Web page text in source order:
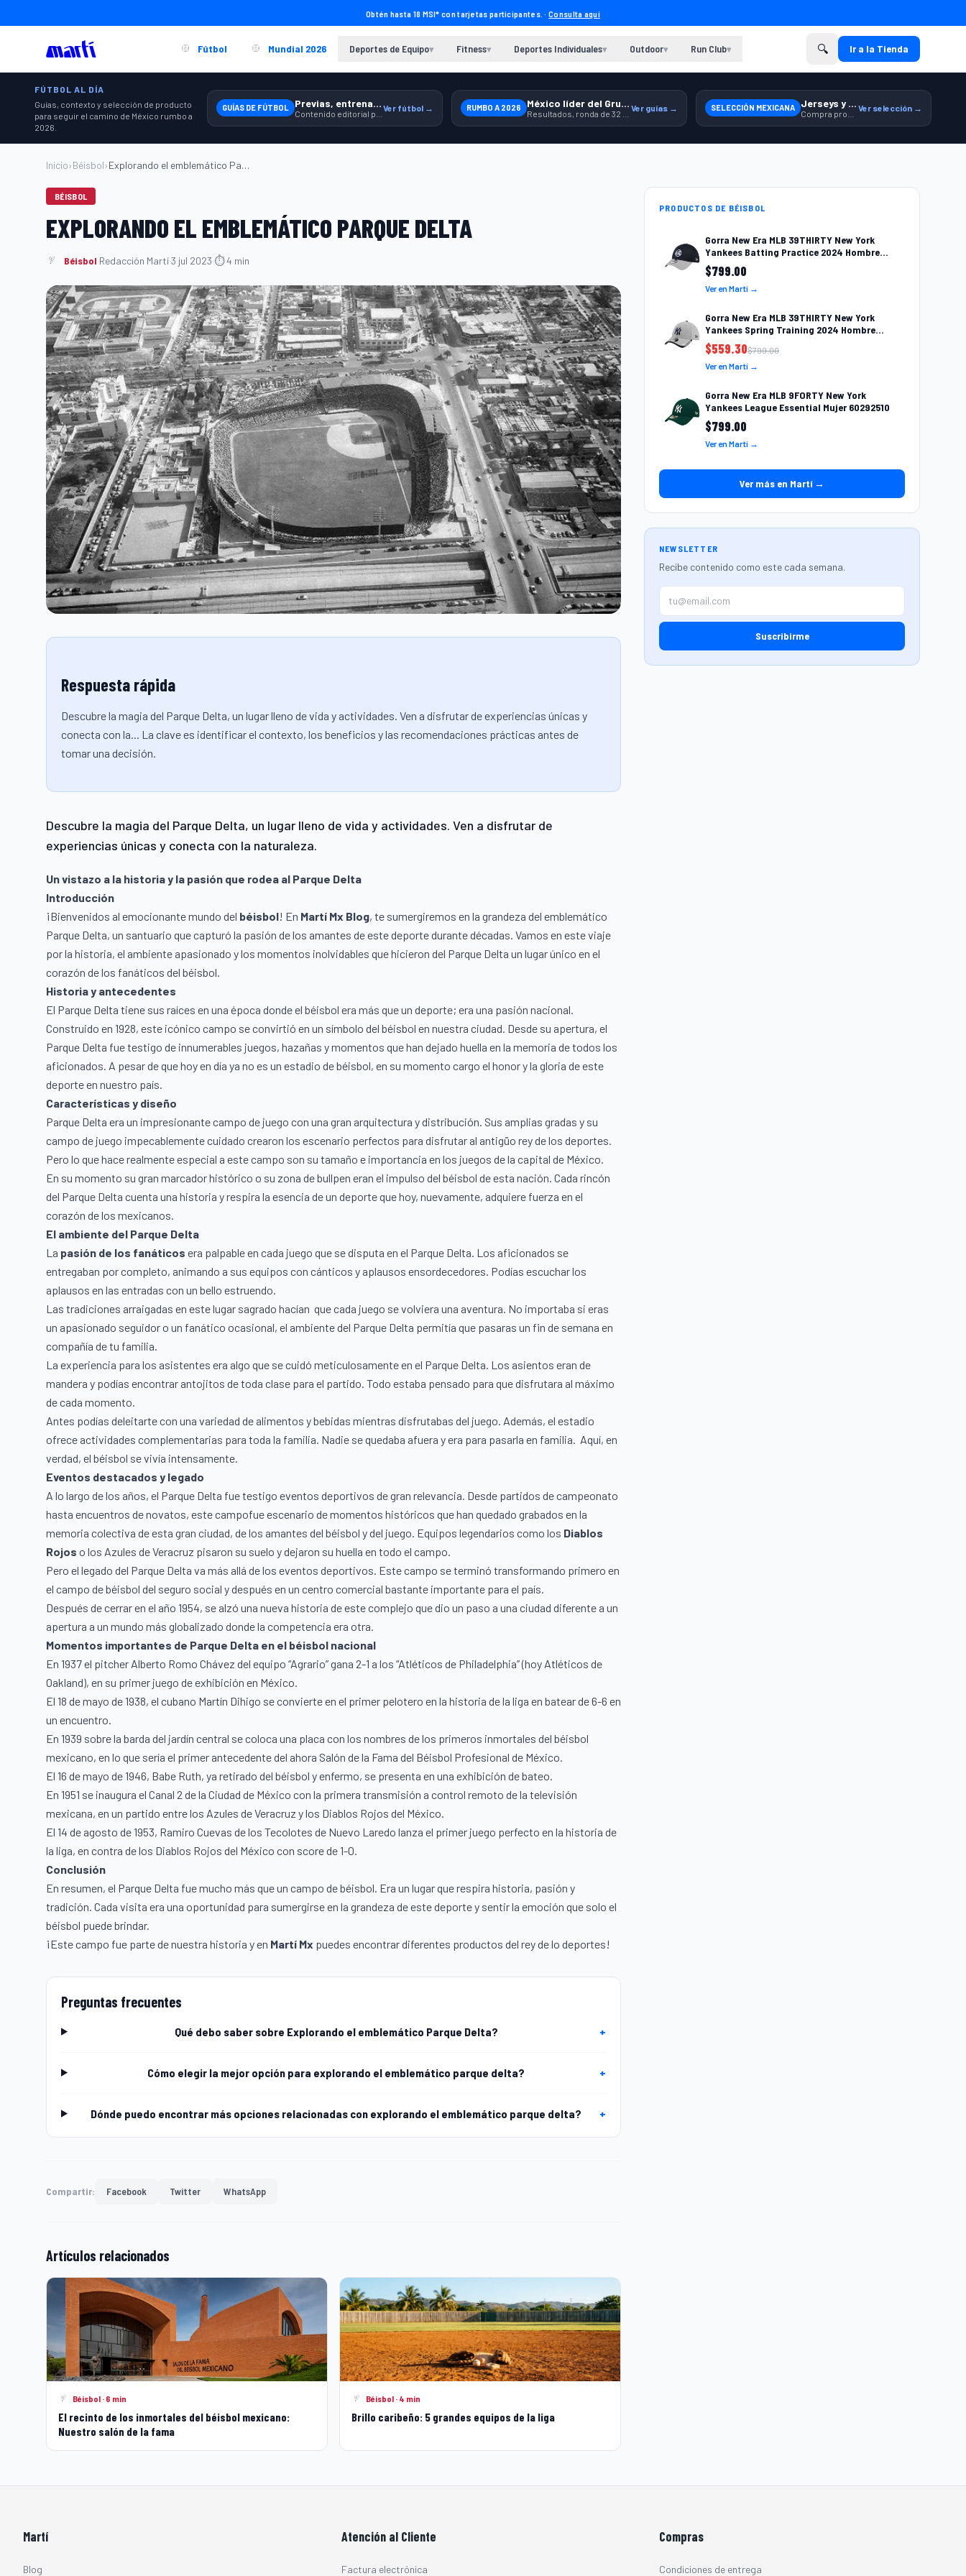
Obtén hasta 18 MSI* con tarjetas participantes. ·Consulta aquí
Fútbol Mundial 2026 Deportes de Equipo▾ Fitness▾ Deportes Individuales▾ Outdoor▾ Run Club▾ 🔍 Ir a la Tienda
FÚTBOL AL DÍA
Guías, contexto y selección de producto
para seguir el camino de México rumbo a
2026.
GUÍAS DE FÚTBOL Previas, entrenamiento y producto Ver fútbol → RUMBO A 2026 México líder del Grupo A Ver guías → SELECCIÓN MEXICANA Jerseys y equipamiento relacionado Ver selección →
Inicio›Béisbol› Explorando el emblemático Parque Delta...
BÉISBOL
EXPLORANDO EL EMBLEMÁTICO PARQUE DELTA
Béisbol·Redacción Martí·3 jul 2023·⏱ 4 min
Respuesta rápida
Descubre la magia del Parque Delta, un lugar lleno de vida y actividades. Ven a disfrutar de experiencias únicas y
conecta con la... La clave es identificar el contexto, los beneficios y las recomendaciones prácticas antes de
tomar una decisión.
Descubre la magia del Parque Delta, un lugar lleno de vida y actividades. Ven a disfrutar de
experiencias únicas y conecta con la naturaleza.
Un vistazo a la historia y la pasión que rodea al Parque Delta
Introducción
¡Bienvenidos al emocionante mundo del béisbol! En Martí Mx Blog, te sumergiremos en la grandeza del emblemático
Parque Delta, un santuario que capturó la pasión de los amantes de este deporte durante décadas. Vamos en este viaje
por la historia, el ambiente apasionado y los momentos inolvidables que hicieron del Parque Delta un lugar único en el
corazón de los fanáticos del béisbol.
Historia y antecedentes
El Parque Delta tiene sus raíces en una época donde el béisbol era más que un deporte; era una pasión nacional.
Construido en 1928, este icónico campo se convirtió en un símbolo del béisbol en nuestra ciudad. Desde su apertura, el
Parque Delta fue testigo de innumerables juegos, hazañas y momentos que han dejado huella en la memoria de todos los
aficionados. A pesar de que hoy en día ya no es un estadio de béisbol, en su momento cargo el honor y la gloria de este
deporte en nuestro país.
Características y diseño
Parque Delta era un impresionante campo de juego con una gran arquitectura y distribución. Sus amplias gradas y su
campo de juego impecablemente cuidado crearon los escenario perfectos para disfrutar al antigüo rey de los deportes.
Pero lo que hace realmente especial a este campo son su tamaño e importancia en los juegos de la capital de México.
En su momento su gran marcador histórico o su zona de bullpen eran el impulso del béisbol de esta nación. Cada rincón
del Parque Delta cuenta una historia y respira la esencia de un deporte que hoy, nuevamente, adquiere fuerza en el
corazón de los mexicanos.
El ambiente del Parque Delta
La pasión de los fanáticos era palpable en cada juego que se disputa en el Parque Delta. Los aficionados se
entregaban por completo, animando a sus equipos con cánticos y aplausos ensordecedores. Podías escuchar los
aplausos en las entradas con un bello estruendo.
Las tradiciones arraigadas en este lugar sagrado hacían que cada juego se volviera una aventura. No importaba si eras
un apasionado seguidor o un fanático ocasional, el ambiente del Parque Delta permitía que pasaras un fin de semana en
compañía de tu familia.
La experiencia para los asistentes era algo que se cuidó meticulosamente en el Parque Delta. Los asientos eran de
mandera y podías encontrar antojitos de toda clase para el partido. Todo estaba pensado para que disfrutara al máximo
de cada momento.
Antes podías deleitarte con una variedad de alimentos y bebidas mientras disfrutabas del juego. Además, el estadio
ofrece actividades complementarias para toda la familia. Nadie se quedaba afuera y era para pasarla en familia. Aquí, en
verdad, el béisbol se vivía intensamente.
Eventos destacados y legado
A lo largo de los años, el Parque Delta fue testigo eventos deportivos de gran relevancia. Desde partidos de campeonato
hasta encuentros de novatos, este campofue escenario de momentos históricos que han quedado grabados en la
memoria colectiva de esta gran ciudad, de los amantes del béisbol y del juego. Equipos legendarios como los Diablos
Rojos o los Azules de Veracruz pisaron su suelo y dejaron su huella en todo el campo.
Pero el legado del Parque Delta va más allá de los eventos deportivos. Este campo se terminó transformando primero en
el campo de béisbol del seguro social y después en un centro comercial bastante importante para el país.
Después de cerrar en el año 1954, se alzó una nueva historia de este complejo que dio un paso a una ciudad diferente a un
apertura a un mundo más globalizado donde la competencia era otra.
Momentos importantes de Parque Delta en el béisbol nacional
En 1937 el pitcher Alberto Romo Chávez del equipo “Agrario” gana 2-1 a los “Atléticos de Philadelphia” (hoy Atléticos de
Oakland), en su primer juego de exhibición en México.
El 18 de mayo de 1938, el cubano Martín Dihigo se convierte en el primer pelotero en la historia de la liga en batear de 6-6 en
un encuentro.
En 1939 sobre la barda del jardín central se coloca una placa con los nombres de los primeros inmortales del béisbol
mexicano, en lo que sería el primer antecedente del ahora Salón de la Fama del Béisbol Profesional de México.
El 16 de mayo de 1946, Babe Ruth, ya retirado del béisbol y enfermo, se presenta en una exhibición de bateo.
En 1951 se inaugura el Canal 2 de la Ciudad de México con la primera transmisión a control remoto de la televisión
mexicana, en un partido entre los Azules de Veracruz y los Diablos Rojos del México.
El 14 de agosto de 1953, Ramiro Cuevas de los Tecolotes de Nuevo Laredo lanza el primer juego perfecto en la historia de
la liga, en contra de los Diablos Rojos del México con score de 1-0.
Conclusión
En resumen, el Parque Delta fue mucho más que un campo de béisbol. Era un lugar que respira historia, pasión y
tradición. Cada visita era una oportunidad para sumergirse en la grandeza de este deporte y sentir la emoción que solo el
béisbol puede brindar.
¡Este campo fue parte de nuestra historia y en Martí Mx puedes encontrar diferentes productos del rey de lo deportes!
Preguntas frecuentes
Qué debo saber sobre Explorando el emblemático Parque Delta? +
Cómo elegir la mejor opción para explorando el emblemático parque delta? +
Dónde puedo encontrar más opciones relacionadas con explorando el emblemático parque delta? +
Compartir: Facebook Twitter WhatsApp
Artículos relacionados
Béisbol · 6 min
El recinto de los inmortales del béisbol mexicano:
Nuestro salón de la fama
Béisbol · 4 min
Brillo caribeño: 5 grandes equipos de la liga
PRODUCTOS DE BÉISBOL
Gorra New Era MLB 39THIRTY New York
Yankees Batting Practice 2024 Hombre
60492653
$799.00
Ver en Martí →
Gorra New Era MLB 39THIRTY New York
Yankees Spring Training 2024 Hombre
60433533
$559.30$799.00
Ver en Martí →
Gorra New Era MLB 9FORTY New York
Yankees League Essential Mujer 60292510
$799.00
Ver en Martí →
Ver más en Martí →
NEWSLETTER
Recibe contenido como este cada semana.
Suscribirme
Martí
Blog
Atención al Cliente
Factura electrónica
Compras
Condiciones de entrega